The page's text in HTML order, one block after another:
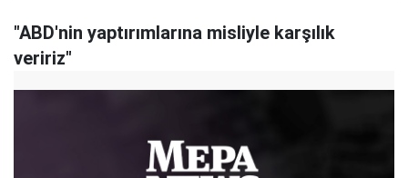
"ABD'nin yaptırımlarına misliyle karşılık
veririz"